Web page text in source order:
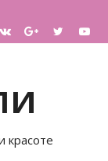
красоте